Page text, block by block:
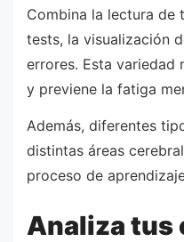
Combina la lectura de
tests, la visualización
errores. Esta variedad
y previene la fatiga
Además, diferentes
distintas áreas
proceso de
Analiza tus